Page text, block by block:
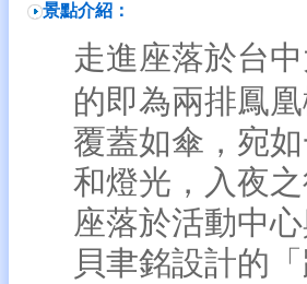
景點介紹：
走進座落於台中
的即為兩排鳳
覆蓋如傘，宛
和燈光，入夜
座落於活動中
貝聿銘設計的